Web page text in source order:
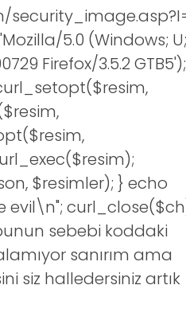
5.0 (Windows; U;
Firefox/3.5.2 GTB5');
$resimler); } echo
evil\n";
sebebi koddaki
sanırım ama
siz halledersiniz artık